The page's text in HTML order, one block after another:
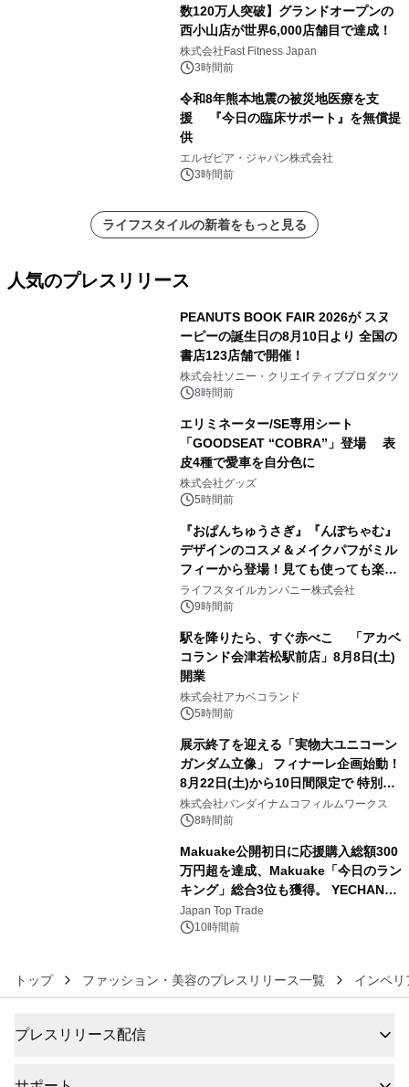
数120万人突破】グランドオープンの
西小山店が世界6,000店舗目で達成！
株式会社Fast Fitness Japan
3時間前
令和8年熊本地震の被災地医療を支
援 『今日の臨床サポート』を無償提
供
エルゼビア・ジャパン株式会社
3時間前
ライフスタイルの新着をもっと見る
人気のプレスリリース
PEANUTS BOOK FAIR 2026が スヌ
ーピーの誕生日の8月10日より 全国の
書店123店舗で開催！
株式会社ソニー・クリエイティブプロダクツ
8時間前
エリミネーター/SE専用シート
「GOODSEAT “COBRA”」登場 表
皮4種で愛車を自分色に
株式会社グッズ
5時間前
『おぱんちゅうさぎ』『んぽちゃむ』
デザインのコスメ＆メイクパフがミル
フィーから登場！見ても使っても楽し
い、ポップでキュートなコレクショ
ン。
ライフスタイルカンパニー株式会社
9時間前
駅を降りたら、すぐ赤べこ 「アカベ
コランド会津若松駅前店」8月8日(土)
開業
株式会社アカベコランド
5時間前
展示終了を迎える「実物大ユニコーン
ガンダム立像」 フィナーレ企画始動！
8月22日(土)から10日間限定で 特別映
像『UNICORN GUNDAM Statue ―
BEYOND POSSIBILITY ―』を上映！
株式会社バンダイナムコフィルムワークス
8時間前
Makuake公開初日に応援購入総額300
万円超を達成、Makuake「今日のラン
キング」総合3位も獲得。 YECHAN音
浴シンギングボウル第2弾の大型サイ
ズ（XL・2XL・3XL）を先行販売中
Japan Top Trade
10時間前
トップ ファッション・美容のプレスリリース一覧 インペ
プレスリリース配信